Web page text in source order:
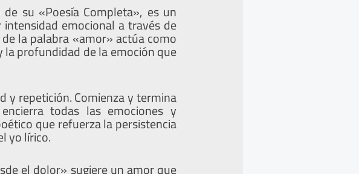
su «Poesía Completa», es un
emocional a través de
la palabra «amor» actúa como
profundidad de la emoción que
y repetición. Comienza y termina
todas las emociones y
que refuerza la persistencia
yo lírico.